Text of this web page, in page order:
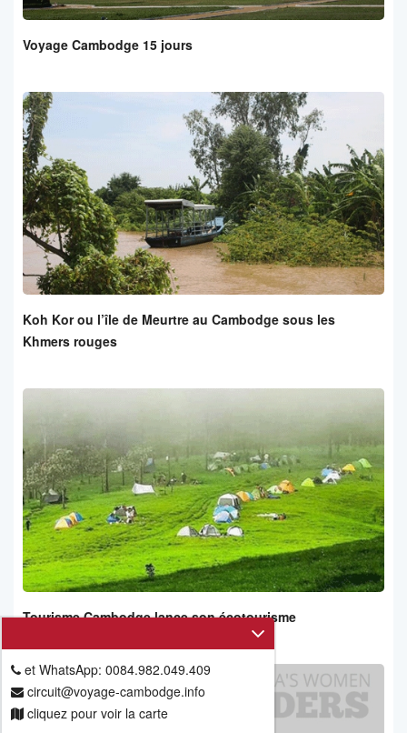
Voyage Cambodge 15 jours
Koh Kor ou l’île de Meurtre au Cambodge sous les
Khmers rouges
Tourisme Cambodge lance son écotourisme
et WhatsApp: 0084.982.049.409
circuit@voyage-cambodge.info
cliquez pour voir la carte